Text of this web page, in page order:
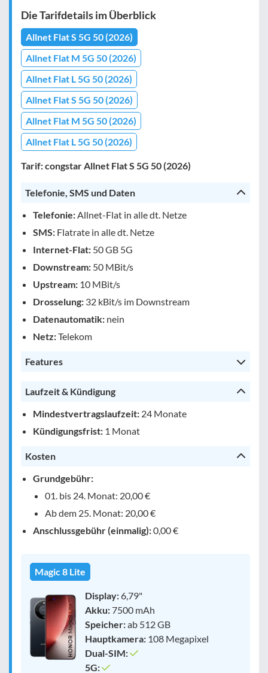
Die Tarifdetails im Überblick
Allnet Flat S 5G 50 (2026)
Allnet Flat M 5G 50 (2026)
Allnet Flat L 5G 50 (2026)
Allnet Flat S 5G 50 (2026)
Allnet Flat M 5G 50 (2026)
Allnet Flat L 5G 50 (2026)
Tarif: congstar Allnet Flat S 5G 50 (2026)
Telefonie, SMS und Daten
Telefonie:Allnet-Flat in alle dt. Netze
SMS: Flatrate in alle dt. Netze
Internet-Flat: 50 GB 5G
Downstream: 50 MBit/s
Upstream: 10 MBit/s
Drosselung: 32 kBit/s im Downstream
Datenautomatik: nein
Netz:Telekom
Features
Laufzeit & Kündigung
Mindestvertragslaufzeit: 24 Monate
Kündigungsfrist: 1 Monat
Kosten
Grundgebühr:
01. bis 24. Monat: 20,00 €
Ab dem 25. Monat: 20,00 €
Anschlussgebühr (einmalig):0,00 €
Magic 8 Lite
Display:6,79"
Akku:7500 mAh
Speicher:ab 512 GB
Hauptkamera: 108 Megapixel
Dual-SIM:
5G: